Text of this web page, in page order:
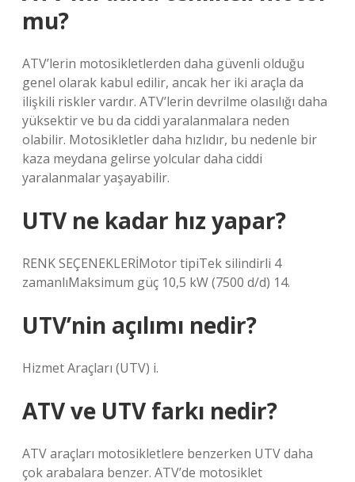
mu?
ATV’lerin motosikletlerden daha güvenli olduğu
genel olarak kabul edilir, ancak her iki araçla da
ilişkili riskler vardır. ATV’lerin devrilme olasılığı daha
yüksektir ve bu da ciddi yaralanmalara neden
olabilir. Motosikletler daha hızlıdır, bu nedenle bir
kaza meydana gelirse yolcular daha ciddi
yaralanmalar yaşayabilir.
UTV ne kadar hız yapar?
RENK SEÇENEKLERİMotor tipiTek silindirli 4
zamanlıMaksimum güç 10,5 kW (7500 d/d) 14.
UTV’nin açılımı nedir?
Hizmet Araçları (UTV) i.
ATV ve UTV farkı nedir?
ATV araçları motosikletlere benzerken UTV daha
çok arabalara benzer. ATV’de motosiklet